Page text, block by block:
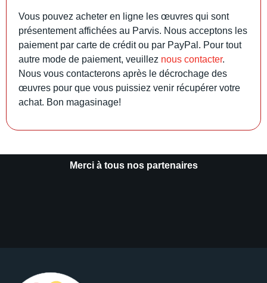
Vous pouvez acheter en ligne les œuvres qui sont
présentement affichées au Parvis. Nous acceptons les
paiement par carte de crédit ou par PayPal. Pour tout
autre mode de paiement, veuillez nous contacter.
Nous vous contacterons après le décrochage des
œuvres pour que vous puissiez venir récupérer votre
achat. Bon magasinage!
Merci à tous nos partenaires